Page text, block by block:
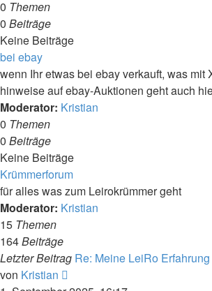
0 Themen
0 Beiträge
Keine Beiträge
bei ebay
wenn Ihr etwas bei ebay verkauft, was mit
hinweise auf ebay-Auktionen geht auch
Moderator: Kristian
0 Themen
0 Beiträge
Keine Beiträge
Krümmerforum
für alles was zum Leirokrümmer geht
Moderator: Kristian
15 Themen
164Beiträge
Letzter Beitrag Re: Meine LeiRo
von Kristian